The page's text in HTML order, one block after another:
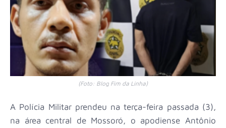
(Foto: Blog Fim da Linha)
A Polícia Militar prendeu na terça-feira passada (3),
na área central de Mossoró, o apodiense Antônio